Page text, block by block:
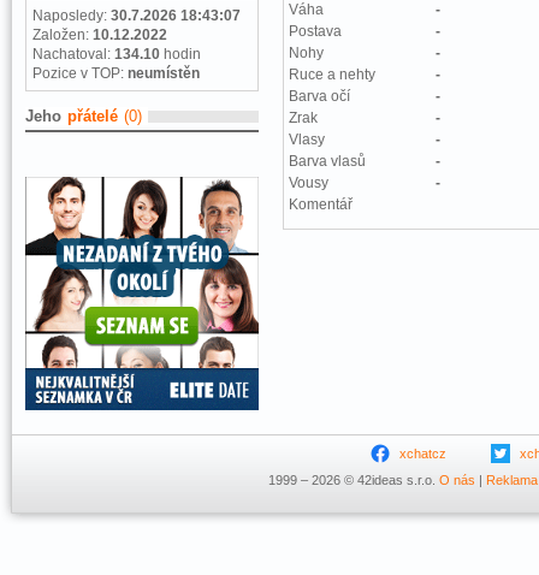
Naposledy: 30.7.2026 18:43:07
Založen: 10.12.2022
Nachatoval: 134.10 hodin
Pozice v TOP: neumístěn
Jeho přátelé (0)
Váha
-
Postava
-
Nohy
-
Ruce a nehty
-
Barva očí
-
Zrak
-
Vlasy
-
Barva vlasů
-
Vousy
-
Komentář
xchatcz
1999 – 2026 © 42ideas s.r.o. O nás | Reklama